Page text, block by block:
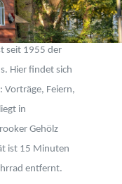
seit 1955 der
Hier findet sich
Vorträge, Feiern,
in
Gehölz
ist 15 Minuten
entfernt.